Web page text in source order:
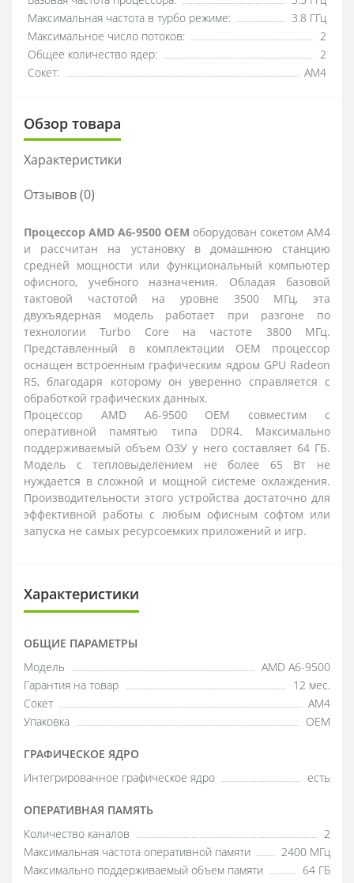
Максимальная частота в турбо режиме:
3.8 ГГц
Максимальное число потоков:
2
Общее количество ядер:
2
Сокет:
AM4
Обзор товара
Характеристики
Отзывов (0)
Процессор AMD A6-9500 OEM оборудован сокетом AM4
и рассчитан на установку в домашнюю станцию
средней мощности или функциональный компьютер
офисного, учебного назначения. Обладая базовой
тактовой частотой на уровне 3500 МГц, эта
двухъядерная модель работает при разгоне по
технологии Turbo Core на частоте 3800 МГц.
Представленный в комплектации OEM процессор
оснащен встроенным графическим ядром GPU Radeon
R5, благодаря которому он уверенно справляется с
обработкой графических данных.
Процессор AMD A6-9500 OEM совместим с
оперативной памятью типа DDR4. Максимально
поддерживаемый объем ОЗУ у него составляет 64 ГБ.
Модель с тепловыделением не более 65 Вт не
нуждается в сложной и мощной системе охлаждения.
Производительности этого устройства достаточно для
эффективной работы с любым офисным софтом или
запуска не самых ресурсоемких приложений и игр.
Характеристики
ОБЩИЕ ПАРАМЕТРЫ
Модель
AMD A6-9500
Гарантия на товар
12 мес.
Сокет
AM4
Упаковка
OEM
ГРАФИЧЕСКОЕ ЯДРО
Интегрированное графическое ядро есть
ОПЕРАТИВНАЯ ПАМЯТЬ
Количество каналов
2
Максимальная частота оперативной памяти
2400 МГц
Максимально поддерживаемый объем памяти
64 ГБ